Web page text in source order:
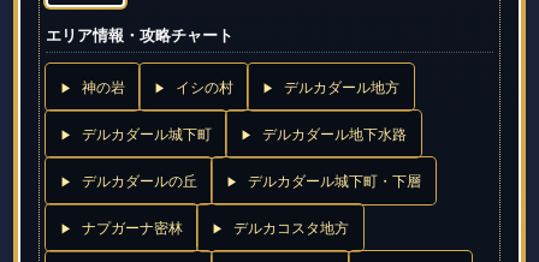
エリア情報・攻略チャート
神の岩 イシの村 デルカダール地方
デルカダール城下町 デルカダール地下水路
デルカダールの丘 デルカダール城下町・下層
ナプガーナ密林 デルカコスタ地方